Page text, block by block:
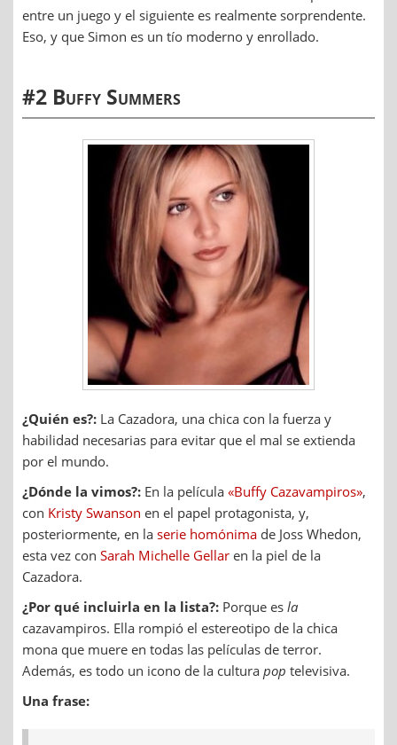
entre un juego y el siguiente es realmente sorprendente.
Eso, y que Simon es un tío moderno y enrollado.
#2 Buffy Summers
¿Quién es?: La Cazadora, una chica con la fuerza y
habilidad necesarias para evitar que el mal se extienda
por el mundo.
¿Dónde la vimos?: En la película «Buffy Cazavampiros»,
con Kristy Swanson en el papel protagonista, y,
posteriormente, en la serie homónima de Joss Whedon,
esta vez con Sarah Michelle Gellar en la piel de la
Cazadora.
¿Por qué incluirla en la lista?: Porque es la
cazavampiros. Ella rompió el estereotipo de la chica
mona que muere en todas las películas de terror.
Además, es todo un icono de la cultura pop televisiva.
Una frase: